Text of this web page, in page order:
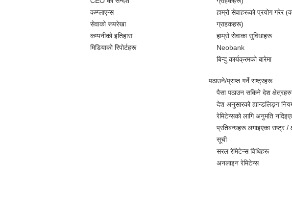
कम्प्लाएन्स
सेवाको रूपरेखा
कम्पनीको इतिहास
मिडियाको रिपोर्टहरू
हाम्रो सेवाहरूको प्रयोग गरेर
ग्राहकहरू)
हाम्रो सेवाका सुविधाहरू
Neobank
बिन्दु कार्यक्रमको बारेमा
पठाउने/प्राप्त गर्ने राष्ट्रहरू
पैसा पठाउन सकिने देश
देश अनुसारको ह्यान्डलिङ्ग
रेमिटेन्सको लागि अनुमति
प्रतिबन्धहरू लगाइएका राष्ट्र /
सूची
सरल रेमिटेन्स विधिहरू
अनलाइन रेमिटेन्स